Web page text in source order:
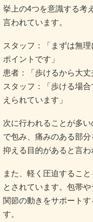
挙上の4つを意識する考
言われています。
スタッフ：「まずは無
ポイントです」
患者：「歩けるから大丈
スタッフ：「歩ける場
えられています」
次に行われることが多
で包み、痛みのある部
抑える目的があると言わ
また、軽く圧迫するこ
とされています。包帯
関節の動きをサポート
す。